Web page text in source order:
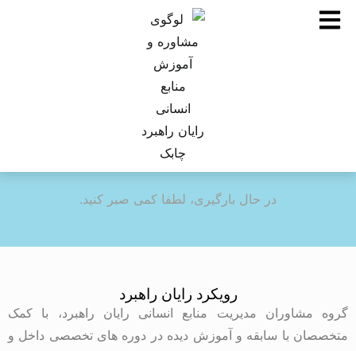
در حال بارگیری، لطفا کمی صبر کنید.
رویکرد رایان راهبرد
گروه مشاوران مدیریت منابع انسانی رایان راهبرد، با کمک
متخصصان با سابقه و آموزش دیده در دوره های تخصصی داخل و